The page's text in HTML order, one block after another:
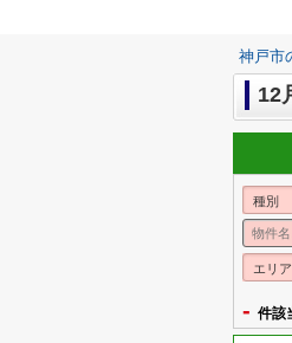
神戸市
12
種別
エリ
- 件該